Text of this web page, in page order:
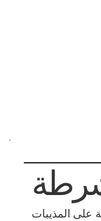
على المذيبات